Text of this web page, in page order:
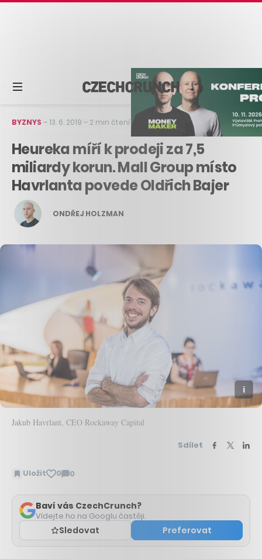
BYZNYS –13. 6. 2019 – 2 min čtení
Heureka míří k prodeji za 7,5
miliardy korun. Mall Group místo
Havrlanta povede Oldřich Bajer
ONDŘEJ HOLZMAN
Jakub Havrlant, CEO Rockaway Capital
Sdílet
Uložit 0 0
Zobrazit
Baví vás CzechCrunch?
Vídejte ho na Googlu častěji.
Sledovat Preferovat